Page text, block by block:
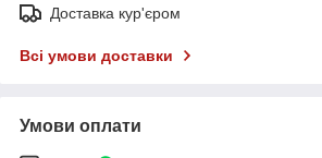
Доставка кур'єром
Всі умови доставки
Умови оплати